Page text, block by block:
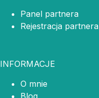
Panel partnera
Rejestracja partnera
INFORMACJE
O mnie